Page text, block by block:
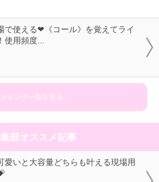
で使える❤《コール》を覚えてライ
使用頻度...
ンキング一覧を見る
部オススメ記事
愛いと大容量どちらも叶える現場用